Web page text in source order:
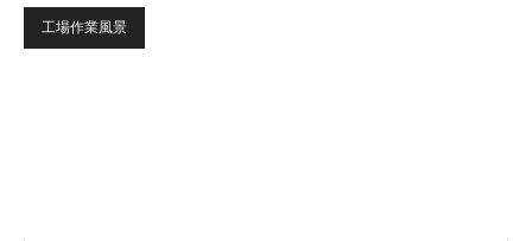
工場作業風景